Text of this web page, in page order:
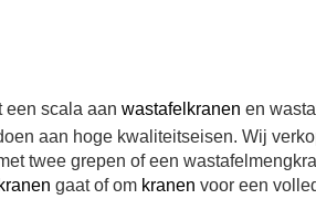
een scala aanwastafelkranen en
aan hoge kwaliteitseisen. Wij
twee grepen of een
kranen gaat of om kranen voor een